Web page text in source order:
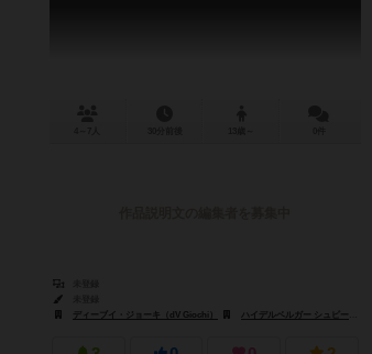
ディーブイ・ジョーキ（dV Giochi）
ハイデルベルガー シュピーレ出版（Heidelberger Spieleverlag）